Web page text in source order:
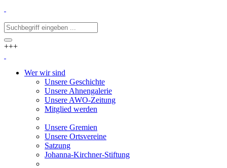
+++
Wer wir sind
Unsere Geschichte
Unsere Ahnengalerie
Unsere AWO-Zeitung
Mitglied werden
Unsere Gremien
Unsere Ortsvereine
Satzung
Johanna-Kirchner-Stiftung